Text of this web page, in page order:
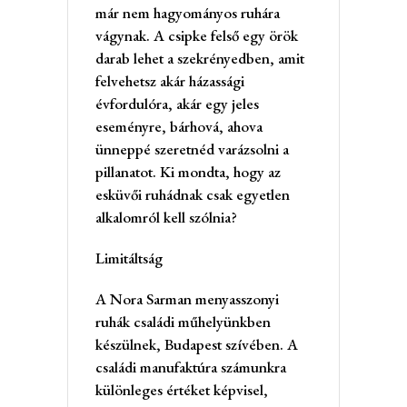
már nem hagyományos ruhára
vágynak. A csipke felső egy örök
darab lehet a szekrényedben, amit
felvehetsz akár házassági
évfordulóra, akár egy jeles
eseményre, bárhová, ahova
ünneppé szeretnéd varázsolni a
pillanatot. Ki mondta, hogy az
esküvői ruhádnak csak egyetlen
alkalomról kell szólnia?
Limitáltság
A Nora Sarman menyasszonyi
ruhák családi műhelyünkben
készülnek, Budapest szívében. A
családi manufaktúra számunkra
különleges értéket képvisel,